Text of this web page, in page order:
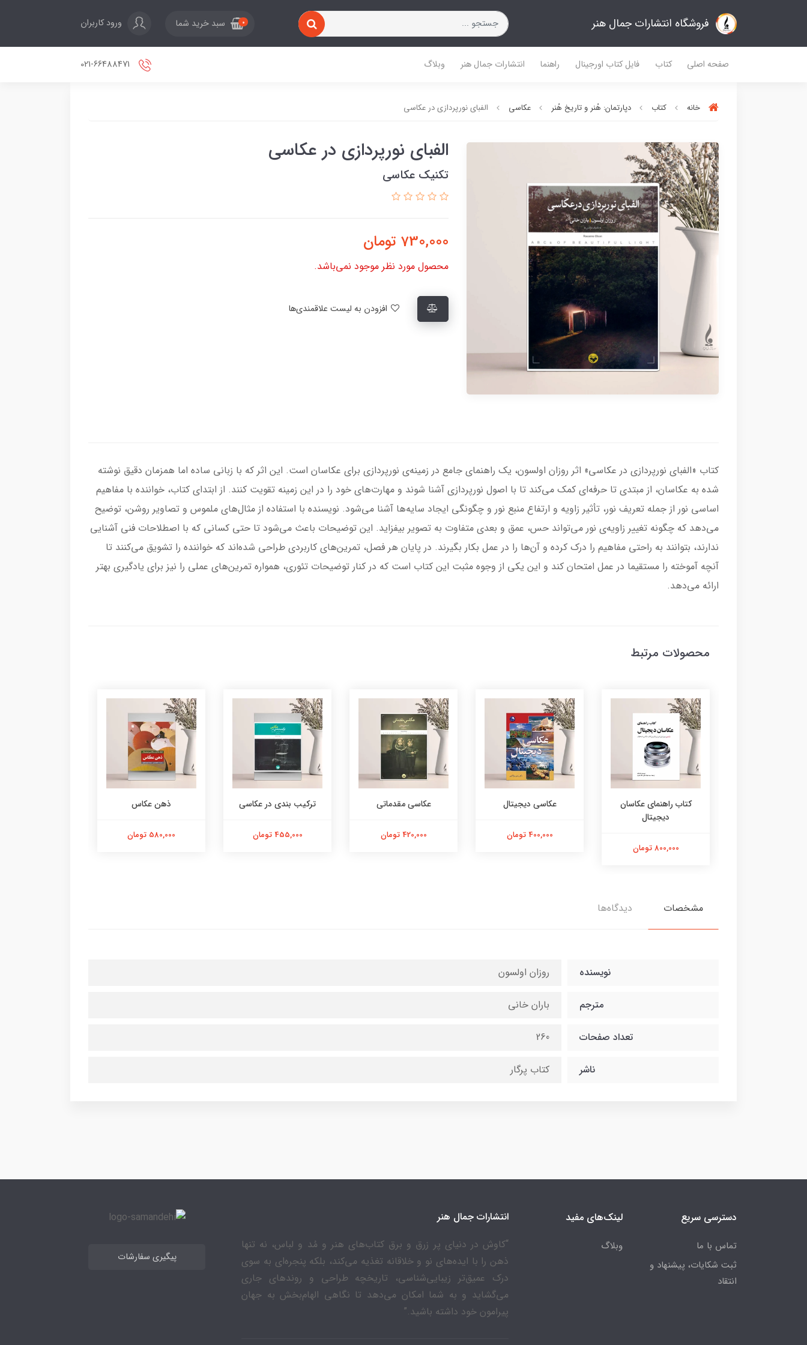
فروشگاه انتشارات جمال هنر 0 سبد خرید شما ورود کاربران
صفحه اصلی کتاب فایل کتاب اورجینال راهنما انتشارات جمال هنر وبلاگ
خانه کتاب دپارتمان: هُنر و تاریخ هُنر عکاسی الفبای نورپردازی در عکاسی
الفبای نورپردازی در عکاسی
تکنیک عکاسی
730,000 تومان
محصول مورد نظر موجود نمی‌باشد.
کتاب «الفبای نورپردازی در عکاسی» اثر روزان اولسون، یک راهنمای جامع در زمینه‌ی نورپردازی برای عکاسان است. این اثر که با زبانی ساده اما همزمان دقیق نوشته
شده به عکاسان، از مبتدی تا حرفه‌ای کمک می‌کند تا با اصول نورپردازی آشنا شوند و مهارت‌های خود را در این زمینه تقویت کنند. از ابتدای کتاب، خواننده با مفاهیم
اساسی نور از جمله تعریف نور، تأثیر زاویه و ارتفاع منبع نور و چگونگی ایجاد سایه‌ها آشنا می‌شود. نویسنده با استفاده از مثال‌های ملموس و تصاویر روشن، توضیح
می‌دهد که چگونه تغییر زاویه‌ی نور می‌تواند حس، عمق و بعدی متفاوت به تصویر بیفزاید. این توضیحات باعث می‌شود تا حتی کسانی که با اصطلاحات فنی آشنایی
ندارند، بتوانند به راحتی مفاهیم را درک کرده و آن‌ها را در عمل بکار بگیرند. در پایان هر فصل، تمرین‌های کاربردی طراحی شده‌اند که خواننده را تشویق می‌کنند تا
آنچه آموخته را مستقیما در عمل امتحان کند و این یکی از وجوه مثبت این کتاب است که در کنار توضیحات تئوری، همواره تمرین‌های عملی را نیز برای یادگیری بهتر
ارائه می‌دهد.
محصولات مرتبط
کتاب راهنمای عکاسان
دیجیتال
800,000 تومان
عکاسی دیجیتال
400,000 تومان
عکاسی مقدماتی
420,000 تومان
ترکیب بندی در عکاسی
455,000 تومان
ذهن عکاس
580,000 تومان
مشخصات دیدگاه‌ها
نویسنده روزان اولسون
مترجم باران خانی
تعداد صفحات 260
ناشر کتاب پرگار
دسترسی سریع
تماس با ما
ثبت شکایات، پیشنهاد و
انتقاد
لینک‌های مفید
وبلاگ
انتشارات جمال هنر
“کاوش در دنیای پر زرق و برق کتاب‌های هنر و مُد و لباس، نه تنها
ذهن را با ایده‌های نو و خلاقانه تغذیه می‌کند، بلکه پنجره‌ای به سوی
درک عمیق‌تر زیبایی‌شناسی، تاریخچه طراحی و روندهای جاری
می‌گشاید و به شما امکان می‌دهد تا نگاهی الهام‌بخش به جهان
پیرامون خود داشته باشید.”
پیگیری سفارشات